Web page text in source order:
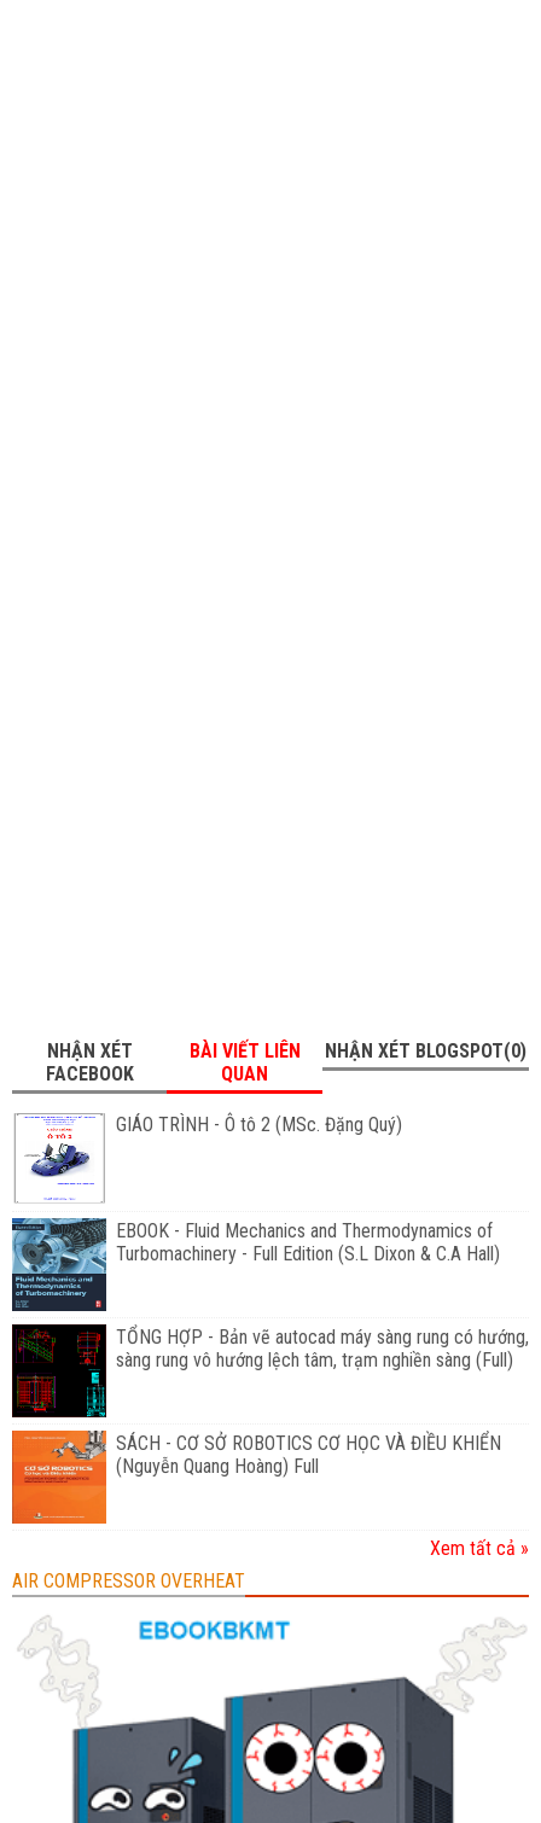
NHẬN XÉT
FACEBOOK
BÀI VIẾT LIÊN
QUAN
NHẬN XÉT BLOGSPOT(0)
GIÁO TRÌNH - Ô tô 2 (MSc. Đặng Quý)
EBOOK - Fluid Mechanics and Thermodynamics of
Turbomachinery - Full Edition (S.L Dixon & C.A Hall)
TỔNG HỢP - Bản vẽ autocad máy sàng rung có hướng,
sàng rung vô hướng lệch tâm, trạm nghiền sàng (Full)
SÁCH - CƠ SỞ ROBOTICS CƠ HỌC VÀ ĐIỀU KHIỂN
(Nguyễn Quang Hoàng) Full
Xem tất cả »
AIR COMPRESSOR OVERHEAT